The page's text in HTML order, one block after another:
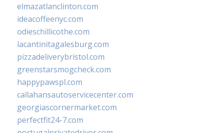
elmazatlanclinton.com
ideacoffeenyc.com
odieschillicothe.com
lacantinitagalesburg.com
pizzadeliverybristol.com
greenstarsmogcheck.com
happypawspl.com
callahansautoservicecenter.com
georgiascornermarket.com
perfectfit24-7.com